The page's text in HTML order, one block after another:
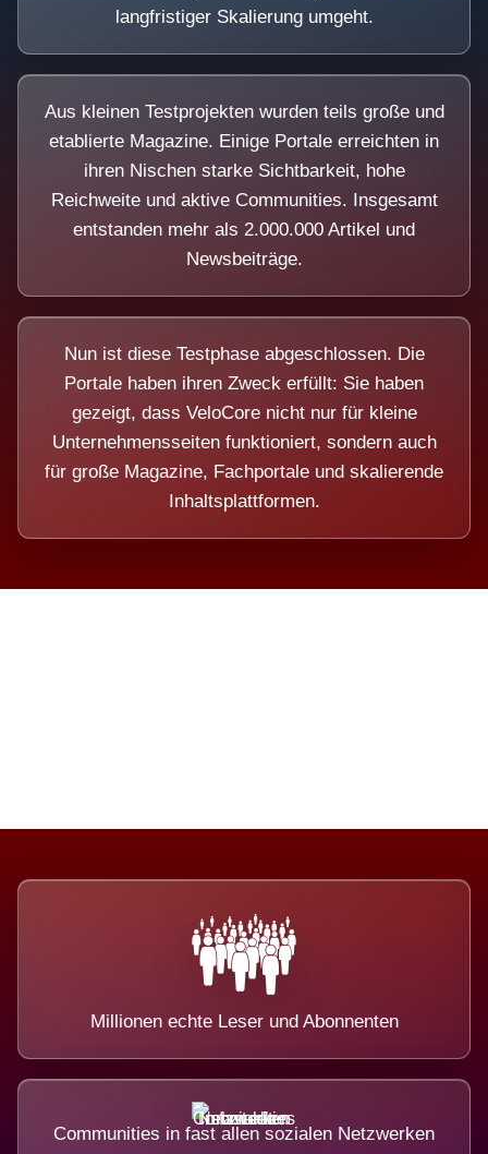
langfristiger Skalierung umgeht.
Aus kleinen Testprojekten wurden teils große und
etablierte Magazine. Einige Portale erreichten in
ihren Nischen starke Sichtbarkeit, hohe
Reichweite und aktive Communities. Insgesamt
entstanden mehr als 2.000.000 Artikel und
Newsbeiträge.
Nun ist diese Testphase abgeschlossen. Die
Portale haben ihren Zweck erfüllt: Sie haben
gezeigt, dass VeloCore nicht nur für kleine
Unternehmensseiten funktioniert, sondern auch
für große Magazine, Fachportale und skalierende
Inhaltsplattformen.
Millionen echte Leser und Abonnenten
Communities in fast allen sozialen Netzwerken